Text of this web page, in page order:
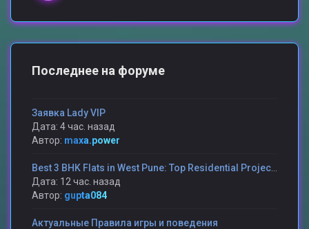
Последнее на форуме
Заявка Lady VIP
Дата: 4 час. назад
Автор: maxa.power
Дата: 12 час. назад
Автор: gupta084
Актуальные Правила игры и поведения